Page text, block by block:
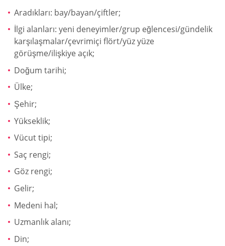
Aradıkları: bay/bayan/çiftler;
İlgi alanları: yeni deneyimler/grup eğlencesi/gündelik
karşılaşmalar/çevrimiçi flört/yüz yüze
görüşme/ilişkiye açık;
Doğum tarihi;
Ülke;
Şehir;
Yükseklik;
Vücut tipi;
Saç rengi;
Göz rengi;
Gelir;
Medeni hal;
Uzmanlık alanı;
Din;